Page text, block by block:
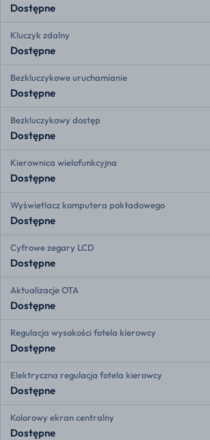
Dostępne
Kluczyk zdalny
Dostępne
Bezkluczykowe uruchamianie
Dostępne
Bezkluczykowy dostęp
Dostępne
Kierownica wielofunkcyjna
Dostępne
Wyświetlacz komputera pokładowego
Dostępne
Cyfrowe zegary LCD
Dostępne
Aktualizacje OTA
Dostępne
Regulacja wysokości fotela kierowcy
Dostępne
Elektryczna regulacja fotela kierowcy
Dostępne
Kolorowy ekran centralny
Dostępne